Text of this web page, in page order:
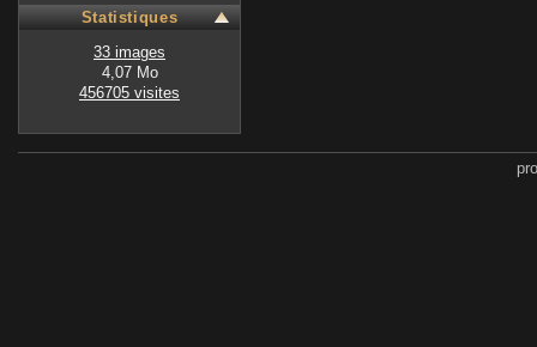
Statistiques
33 images
4,07 Mo
456705 visites